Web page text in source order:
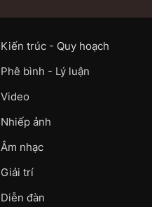
Kiến trúc - Quy hoạch
Phê bình - Lý luận
Video
Nhiếp ảnh
Âm nhạc
Giải trí
Diễn đàn